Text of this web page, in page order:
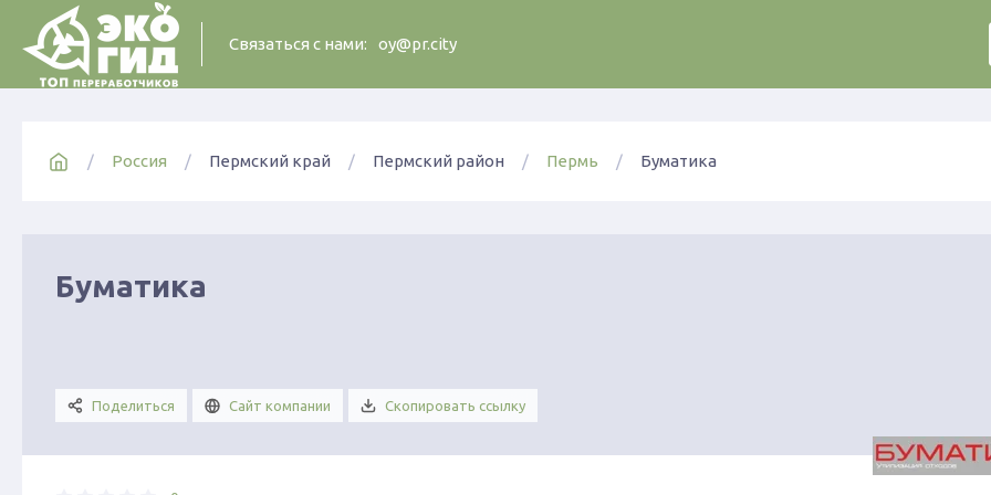
Cвязаться с нами: oy@pr.city
Россия Пермский край Пермский район Пермь Буматика
Буматика
Поделиться Сайт компании Скопировать ссылку